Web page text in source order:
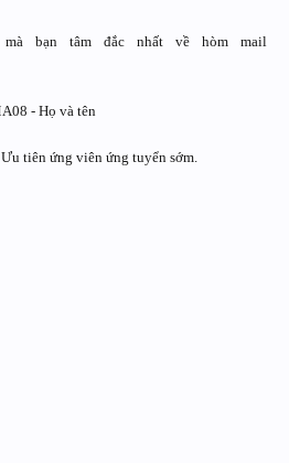
bạn tâm đắc nhất về hòm mail
- Họ và tên
tiên ứng viên ứng tuyển sớm.